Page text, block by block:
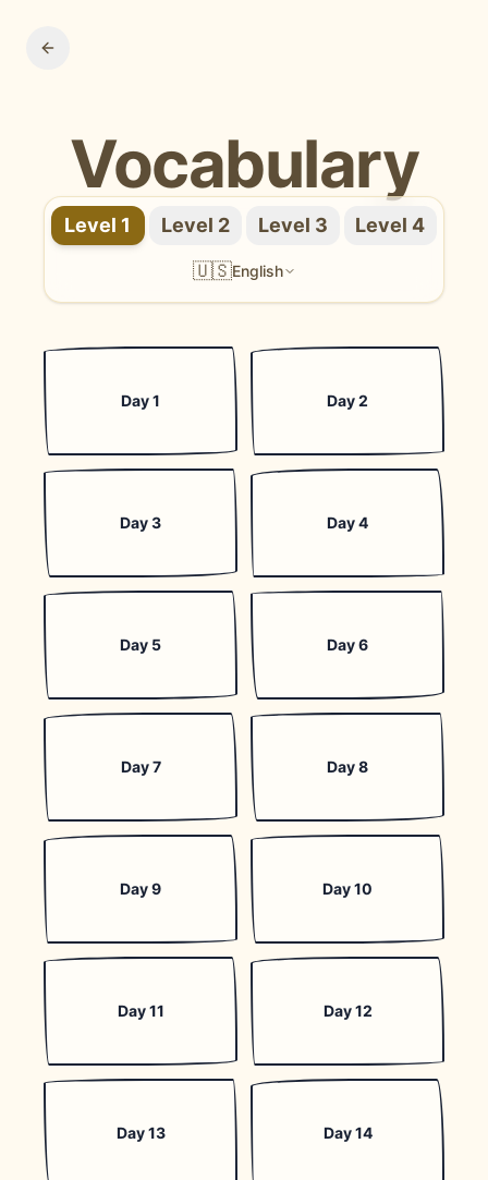
Vocabulary
Level 1 Level 2 Level 3
Level 4
🇺🇸English
Day 1 Day 2
Day 3 Day 4
Day 5 Day 6
Day 7 Day 8
Day 9 Day 10
Day 11 Day 12
Day 13 Day 14